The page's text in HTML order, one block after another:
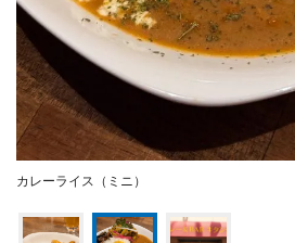
カレーライス（ミニ）